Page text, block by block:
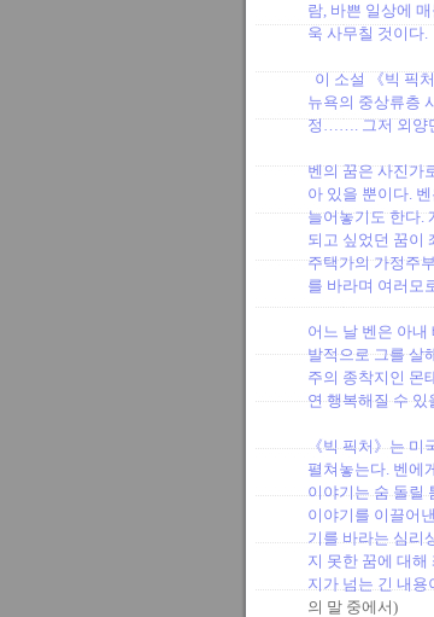
람, 바쁜 일상에
욱 사무칠 것이다.
이 소설 《빅 픽
뉴욕의 중상류층
정……. 그저 외양
벤의 꿈은 사진가
아 있을 뿐이다.
늘어놓기도 한다.
되고 싶었던 꿈이
주택가의 가정주
를 바라며 여러모
어느 날 벤은 아
발적으로 그를 살
주의 종착지인 몬
연 행복해질 수 있
《빅 픽처》는 미
펼쳐놓는다. 벤에
이야기는 숨 돌릴
이야기를 이끌어
기를 바라는 심리
지 못한 꿈에 대
지가 넘는 긴 내
의 말 중에서)